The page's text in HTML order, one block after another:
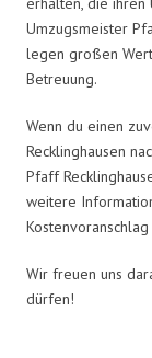
Umzugsmeister
legen großen
Betreuung.
Wenn du einen
Recklinghausen
Pfaff
weitere
Wir freuen uns
dürfen!